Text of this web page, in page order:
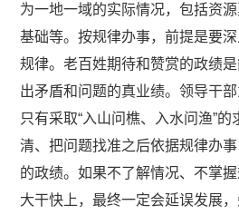
为一地一域的实际情况，包括资
基础等。按规律办事，前提是要
规律。老百姓期待和赞赏的政绩
出矛盾和问题的真业绩。领导干部
只有采取“入山问樵、入水问渔”
清、把问题找准之后依据规律办
的政绩。如果不了解情况、不掌握
大干快上，最终一定会延误发展